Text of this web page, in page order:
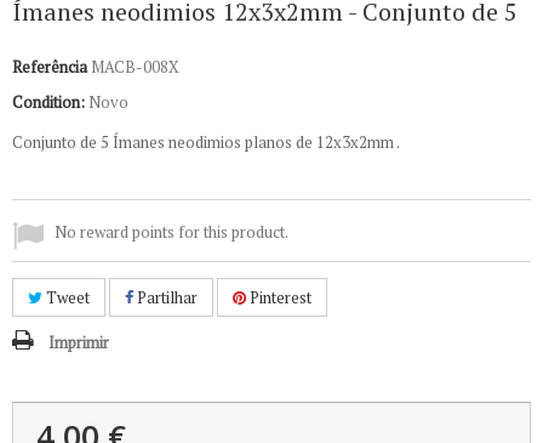
Ímanes neodimios 12x3x2mm - Conjunto de 5
Referência MACB-008X
Condition: Novo
Conjunto de 5 Ímanes neodimios planos de 12x3x2mm .
No reward points for this product.
Tweet Partilhar Pinterest
Imprimir